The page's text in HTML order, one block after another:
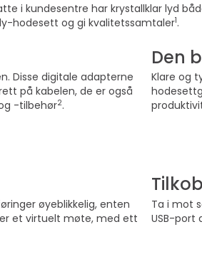
Vis mer
i kundesentre har krystallklar lyd
hodesett og gi kvalitetssamtaler1.
Disse digitale adapterne
på kabelen, de er også
-tilbehør2.
Den
Klare og
øyeblikkelig, enten
et virtuelt møte, med ett
Ta i mot
USB-port